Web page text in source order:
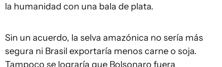
la humanidad con una bala de plata.
Sin un acuerdo, la selva amazónica no sería más
segura ni Brasil exportaría menos carne o soja.
Tampoco se lograría que Bolsonaro fuera